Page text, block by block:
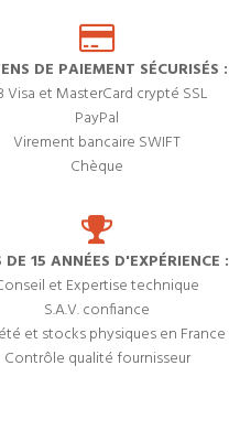
DE PAIEMENT SÉCURISÉS :
Visa et MasterCard crypté SSL
PayPal
Virement bancaire SWIFT
Chèque
DE 15 ANNÉES D'EXPÉRIENCE :
et Expertise technique
S.A.V. confiance
et stocks physiques en France
Contrôle qualité fournisseur